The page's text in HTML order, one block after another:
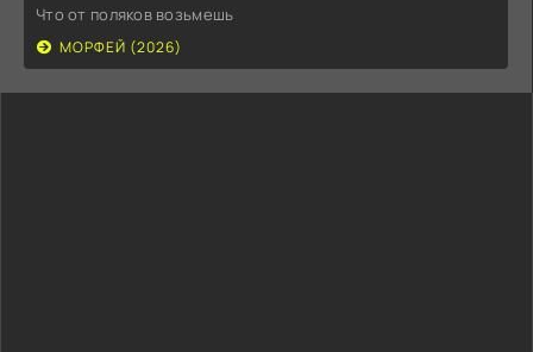
Что от поляков возьмешь
МОРФЕЙ (2026)